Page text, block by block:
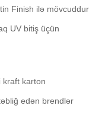
Finish ilə mövcuddur
UV bitiş üçün
karton
edən brendlər